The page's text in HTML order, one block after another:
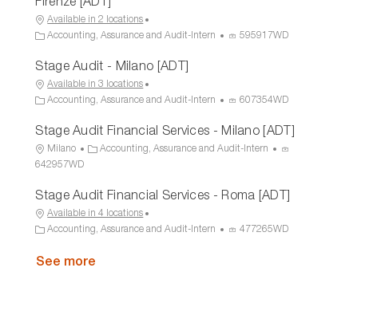
i
o
o
r
s
Available in 2 locations
C
t
e
g
r
y
Accounting, Assurance and Audit-Intern
P
e
s
I
595917WD
Stage Audit - Milano [ADT]
Available in 3 locations
C
t
e
g
r
y
Accounting, Assurance and Audit-Intern
P
o
c
s
D
607354WD
Stage Audit Financial Services - Milano [ADT]
L
o
a
t
i
n
Milano
C
e
g
o
y
Accounting, Assurance and Audit-Intern
P
s
642957WD
Stage Audit Financial Services - Roma [ADT]
Available in 4 locations
C
t
Accounting, Assurance and Audit-Intern
P 477265WD
See more